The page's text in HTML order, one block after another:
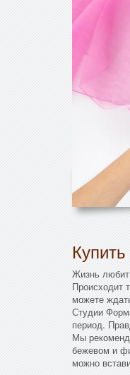
Жизнь любит
Происходит
можете
Студии
период.
Мы
бежевом и
можно